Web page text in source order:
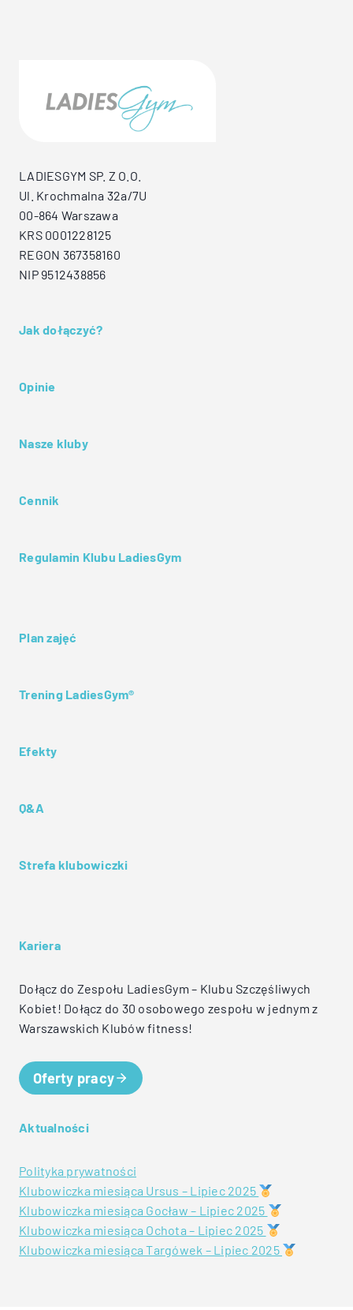
LADIESGYM SP. Z O.O.
Ul. Krochmalna 32a/7U
00-864 Warszawa
KRS 0001228125
REGON 367358160
NIP 9512438856
Jak dołączyć?
Opinie
Nasze kluby
Cennik
Regulamin Klubu LadiesGym
Plan zajęć
Trening LadiesGym®
Efekty
Q&A
Strefa klubowiczki
Kariera
Dołącz do Zespołu LadiesGym – Klubu Szczęśliwych
Kobiet! Dołącz do 30 osobowego zespołu w jednym z
Warszawskich Klubów fitness!
Oferty pracy
Aktualności
Polityka prywatności
Klubowiczka miesiąca Ursus – Lipiec 2025
Klubowiczka miesiąca Gocław – Lipiec 2025
Klubowiczka miesiąca Ochota – Lipiec 2025
Klubowiczka miesiąca Targówek – Lipiec 2025